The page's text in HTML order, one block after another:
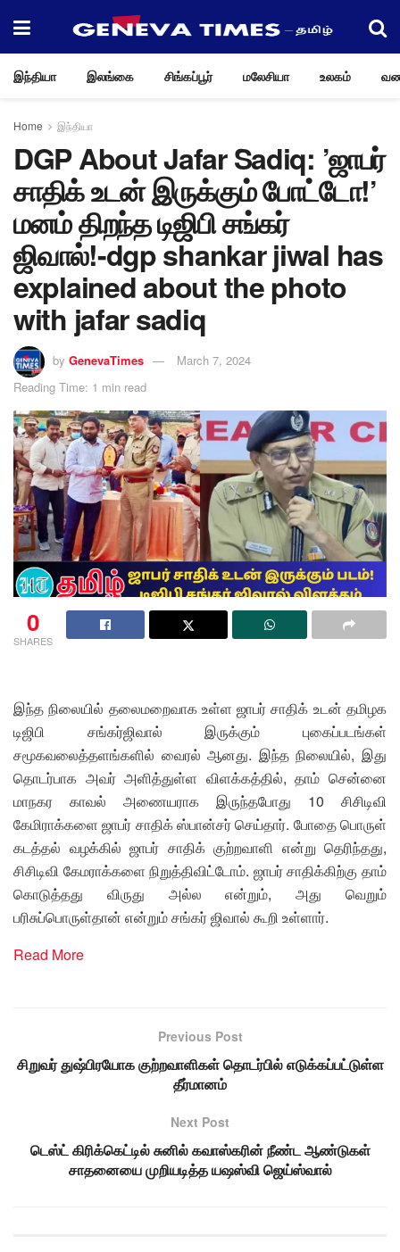
இந்தியா இலங்கை சிங்கப்பூர் மலேசியா உலகம்
Home இந்தியா
DGP About Jafar Sadiq: ’ஜாபர்
சாதிக் உடன் இருக்கும் போட்டோ!’
மனம் திறந்த டிஜிபி சங்கர்
ஜிவால்!-dgp shankar jiwal has
explained about the photo
with jafar sadiq
by GenevaTimes
March 7, 2024
Reading Time: 1 min read
0
SHARES
இந்த நிலையில் தலைமறைவாக உள்ள ஜாபர் சாதிக் உடன் தமிழக
டிஜிபி சங்கர்ஜிவால் இருக்கும் புகைப்படங்கள்
சமூகவலைத்தளங்களில் வைரல் ஆனது. இந்த நிலையில், இது
தொடர்பாக அவர் அளித்துள்ள விளக்கத்தில், தாம் சென்னை
மாநகர காவல் அணையராக இருந்தபோது 10 சிசிடிவி
கேமிராக்களை ஜாபர் சாதிக் ஸ்பான்சர் செய்தார். போதை பொருள்
கடத்தல் வழக்கில் ஜாபர் சாதிக் குற்றவாளி என்று தெரிந்தது,
சிசிடிவி கேமராக்களை நிறுத்திவிட்டோம். ஜாபர் சாதிக்கிற்கு தாம்
கொடுத்தது விருது அல்ல என்றும், அது வெறும்
பரிசுப்பொருள்தான் என்றும் சங்கர் ஜிவால் கூறி உள்ளார்.
Read More
Previous Post
சிறுவர் துஷ்பிரயோக குற்றவாளிகள் தொடர்பில் எடுக்கப்பட்டுள்ள
தீர்மானம்
Next Post
டெஸ்ட் கிரிக்கெட்டில் சுனில் கவாஸ்கரின் நீண்ட ஆண்டுகள்
சாதனையை முறியடித்த யஷஸ்வி ஜெய்ஸ்வால்